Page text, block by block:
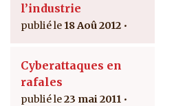
l’industrie
18 Aoû 2012
Cyberattaques en
rafales
23 mai 2011